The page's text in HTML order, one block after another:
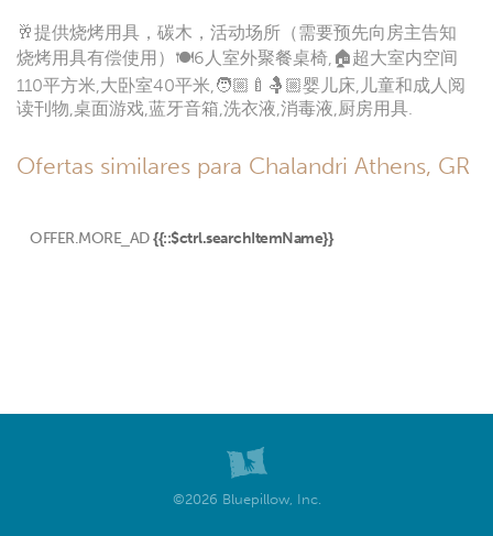
🥂提供烧烤用具，碳木，活动场所（需要预先向房主告知
烧烤用具有偿使用）🍽️6人室外聚餐桌椅,🏠超大室内空间
110平方米,大卧室40平米,🧑🏼‍🍼🤱🏼婴儿床,儿童和成人阅
读刊物,桌面游戏,蓝牙音箱,洗衣液,消毒液,厨房用具.
Ofertas similares para Chalandri Athens, GR
OFFER.MORE_AD {{::$ctrl.searchItemName}}
©2026 Bluepillow, Inc.